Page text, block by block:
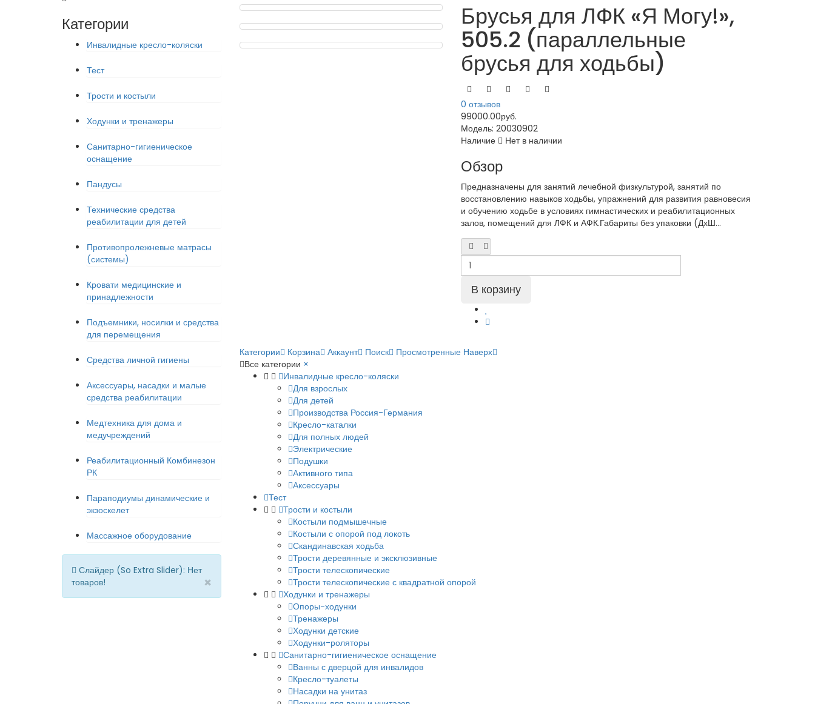
Категории
Инвалидные кресло-коляски
Тест
Трости и костыли
Ходунки и тренажеры
Санитарно-гигиеническое
оснащение
Пандусы
Технические средства
реабилитации для детей
Противопролежневые матрасы
(системы)
Кровати медицинские и
принадлежности
Подъемники, носилки и средства
для перемещения
Средства личной гигиены
Аксессуары, насадки и малые
средства реабилитации
Медтехника для дома и
медучреждений
Реабилитационный Комбинезон
РК
Параподиумы динамические и
экзоскелет
Массажное оборудование
Слайдер (So Extra Slider): Нет
товаров!
×
Брусья для ЛФК «Я Могу!»,
505.2 (параллельные
брусья для ходьбы)
0 отзывов
99000.00руб.
Модель:20030902
Наличие
Нет в наличии
Обзор
Предназначены для занятий лечебной физкультурой, занятий по
восстановлению навыков ходьбы, упражнений для развития равновесия
и обучению ходьбе в условиях гимнастических и реабилитационных
залов, помещений для ЛФК и АФК.Габариты без упаковки (ДхШ...
Категории Корзина Аккаунт Поиск Просмотренные Наверх
Все категории ×
Инвалидные кресло-коляски
Для взрослых
Для детей
Производства Россия-Германия
Кресло-каталки
Для полных людей
Электрические
Подушки
Активного типа
Аксессуары
Тест
Трости и костыли
Костыли подмышечные
Костыли с опорой под локоть
Скандинавская ходьба
Трости деревянные и эксклюзивные
Трости телескопические
Трости телескопические с квадратной опорой
Ходунки и тренажеры
Опоры-ходунки
Тренажеры
Ходунки детские
Ходунки-роляторы
Санитарно-гигиеническое оснащение
Ванны с дверцой для инвалидов
Кресло-туалеты
Насадки на унитаз